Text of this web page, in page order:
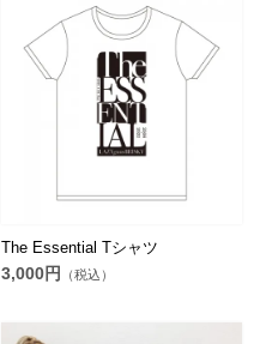
The Essential Tシャツ
3,000円 （税込）